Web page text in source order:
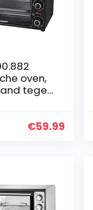
oven,
tegen
€59.99